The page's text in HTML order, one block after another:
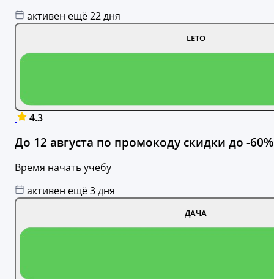
активен ещё 22 дня
LETO
4.3
До 12 августа по промокоду скидки до -
Время начать учебу
активен ещё 3 дня
ДАЧА